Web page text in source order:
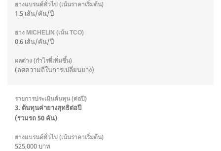
1.5 เส้น/คัน/ปี
0.6 เส้น/คัน/ปี
(ลดความถี่ในการเปลี่ยนยาง)
3. ต้นทุนค่ายางสุทธิต่อปี
(รวมรถ 50 คัน)
525,000 บาท